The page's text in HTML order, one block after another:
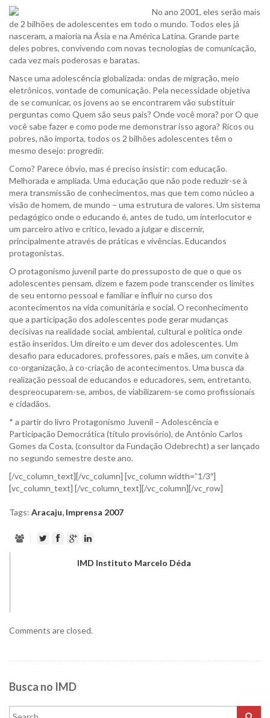
No ano 2001, eles serão mais
de 2 bilhões de adolescentes em todo o mundo. Todos eles já
nasceram, a maioria na Ásia e na América Latina. Grande parte
deles pobres, convivendo com novas tecnologias de comunicação,
cada vez mais poderosas e baratas.
Nasce uma adolescência globalizada: ondas de migração, meio
eletrônicos, vontade de comunicação. Pela necessidade objetiva
de se comunicar, os jovens ao se encontrarem vão substituir
perguntas como Quem são seus pais? Onde você mora? por O que
você sabe fazer e como pode me demonstrar isso agora? Ricos ou
pobres, não importa, todos os 2 bilhões adolescentes têm o
mesmo desejo: progredir.
Como? Parece óbvio, mas é preciso insistir: com educação.
Melhorada e ampliada. Uma educação que não pode reduzir-se à
mera transmissão de conhecimentos, mas que tem como núcleo a
visão de homem, de mundo – uma estrutura de valores. Um sistema
pedagógico onde o educando é, antes de tudo, um interlocutor e
um parceiro ativo e crítico, levado a julgar e discernir,
principalmente através de práticas e vivências. Educandos
protagonistas.
O protagonismo juvenil parte do pressuposto de que o que os
adolescentes pensam, dizem e fazem pode transcender os limites
de seu entorno pessoal e familiar e influir no curso dos
acontecimentos na vida comunitária e social. O reconhecimento
que a participação dos adolescentes pode gerar mudanças
decisivas na realidade social, ambiental, cultural e política onde
estão inseridos. Um direito e um dever dos adolescentes. Um
desafio para educadores, professores, pais e mães, um convite à
co-organização, à co-criação de acontecimentos. Uma busca da
realização pessoal de educandos e educadores, sem, entretanto,
despreocuparem-se, ambos, de viabilizarem-se como profissionais
e cidadãos.
* a partir do livro Protagonismo Juvenil – Adolescência e
Participação Democrática (título provisório), de Antônio Carlos
Gomes da Costa, (consultor da Fundação Odebrecht) a ser lançado
no segundo semestre deste ano.
[/vc_column_text][/vc_column] [vc_column width=”1/3″]
[vc_column_text] [/vc_column_text][/vc_column][/vc_row]
Tags: Aracaju, Imprensa 2007
IMD Instituto Marcelo Déda
Comments are closed.
Busca no IMD